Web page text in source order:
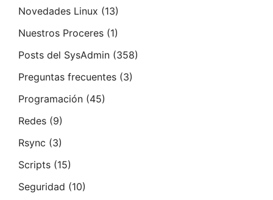
Novedades Linux (13)
Nuestros Proceres (1)
Posts del SysAdmin (358)
Preguntas frecuentes (3)
Programación (45)
Redes (9)
Rsync (3)
Scripts (15)
Seguridad (10)